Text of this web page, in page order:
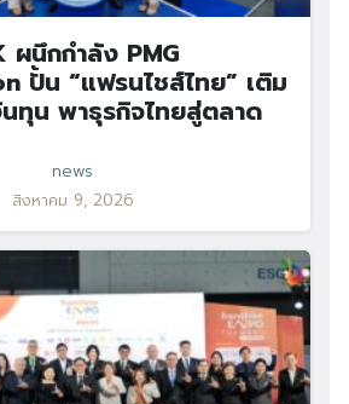
ผนึกกำลัง PMG
ปั้น “แฟรนไชส์ไทย” เติม
นทุน พาธุรกิจไทยสู่ตลาด
news
สิงหาคม 9, 2026